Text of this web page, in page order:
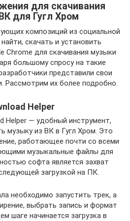
для скачивания
для Гугл Хром
композиций из социальной
скачать и установить
Chrome для скачивания музыки
большому спросу на такие
представили свои
Рассмотрим их более подробно.
Helper
Helper — удобный инструмент,
музыку из ВК в Гугл Хром. Это
работающее почти со всеми
музыкальные файлы для
софта является захват
загрузкой на ПК.
необходимо запустить трек, а
выбрать запись и формат
шаге начинается загрузка в